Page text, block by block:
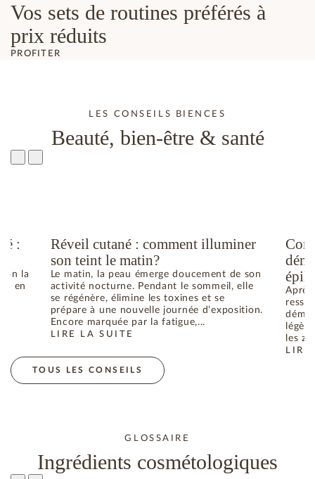
Vos sets de routines préférés à
prix réduits
PROFITER
LES CONSEILS BIENCES
Beauté, bien-être & santé
:
la
; en
: COMMENT RETROUVER L’ÉQUILIBRE
Réveil cutané : comment illuminer
son teint le matin?
Le matin, la peau émerge doucement de son
activité nocturne. Pendant le sommeil, elle
se régénère, élimine les toxines et se
prépare à une nouvelle journée d’exposition.
Encore marquée par la fatigue,...
LIRE LA SUITE
: RÉVEIL CUTANÉ : COMMENT ILLUMINER SONles
:
TOUS LES CONSEILS
GLOSSAIRE
Ingrédients cosmétologiques